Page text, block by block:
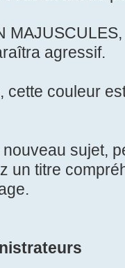
agressif.
cette couleur
sujet,
un titre